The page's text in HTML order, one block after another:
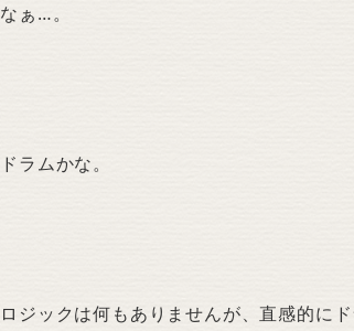
なぁ…。
ドラムかな。
ロジックは何もありませんが、直感的に